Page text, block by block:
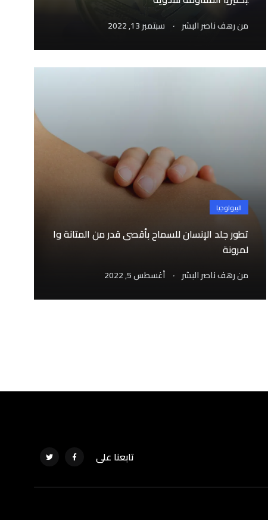
منرهف ناصر البشر . سبتمبر 13, 2022
البيولوجيا
تطور جلد الإنسان للسماح بأقصى قدر من المتانة وا
لمرونة
منرهف ناصر البشر . أغسطس 5, 2022
تابعنا على